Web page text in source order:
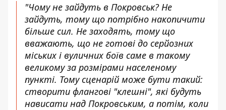
"Чому не зайдуть в Покровськ? Не
зайдуть, тому що потрібно накопичити
більше сил. Не заходять, тому що
вважають, що не готові до серйозних
міських і вуличних боїв саме в такому
великому за розмірами населеному
пункті. Тому сценарій може бути такий:
створити флангові "клешні", які будуть
нависати над Покровським, а потім, коли